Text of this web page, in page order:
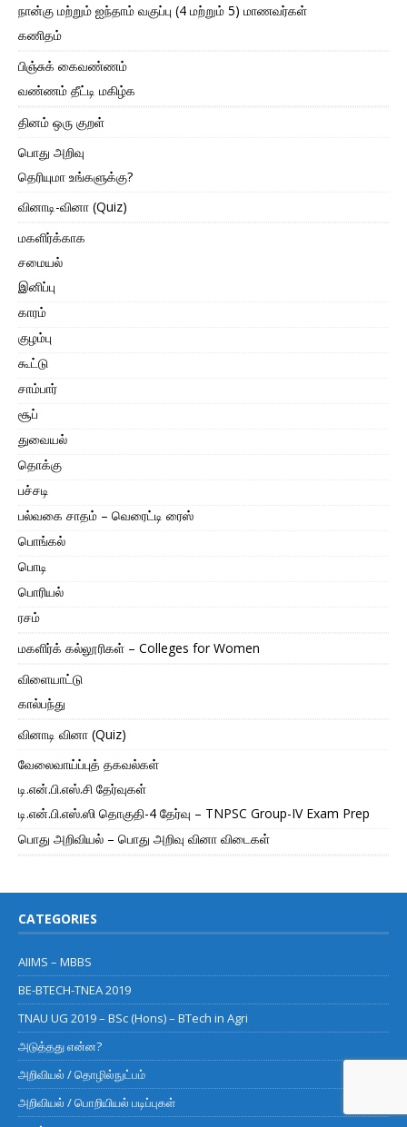
நான்கு மற்றும் ஐந்தாம் வகுப்பு (4 மற்றும் 5) மாணவர்கள்
கணிதம்
பிஞ்சுக் கைவண்ணம்
வண்ணம் தீட்டி மகிழ்க
தினம் ஒரு குறள்
பொது அறிவு
தெரியுமா உங்களுக்கு?
வினாடி-வினா (Quiz)
மகளிர்க்காக
சமையல்
இனிப்பு
காரம்
குழம்பு
கூட்டு
சாம்பார்
சூப்
துவையல்
தொக்கு
பச்சடி
பல்வகை சாதம் – வெரைட்டி ரைஸ்
பொங்கல்
பொடி
பொரியல்
ரசம்
மகளிர்க் கல்லூரிகள் – Colleges for Women
விளையாட்டு
கால்பந்து
வினாடி வினா (Quiz)
வேலைவாய்ப்புத் தகவல்கள்
டி.என்.பி.எஸ்.சி தேர்வுகள்
டி.என்.பி.எஸ்.ஸி தொகுதி-4 தேர்வு – TNPSC Group-IV Exam Prep
பொது அறிவியல் – பொது அறிவு வினா விடைகள்
CATEGORIES
AIIMS – MBBS
BE-BTECH-TNEA 2019
TNAU UG 2019 – BSc (Hons) – BTech in Agri
அடுத்தது என்ன?
அறிவியல் / தொழில்நுட்பம்
அறிவியல் / பொறியியல் படிப்புகள்